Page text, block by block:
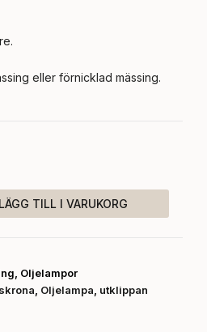
eller förnicklad mässing.
LÄGG TILL I VARUKORG
Oljelampor
Oljelampa utklippan